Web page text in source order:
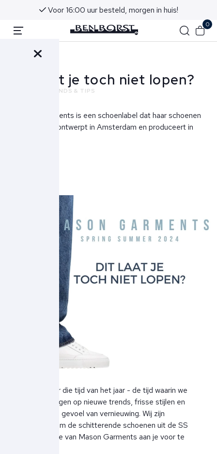
Voor 16:00 uur besteld, morgen in huis!
0
Dit laat je toch niet lopen?
TRENDS & TIPS
Mason Garments is een schoenlabel dat haar schoenen
en sneakers ontwerpt in Amsterdam en produceert in
Het is weer die tijd van het jaar - de tijd waarin we
ons verheugen op nieuwe trends, frisse stijlen en
het ultieme gevoel van vernieuwing. Wij zijn
verheugd om de schitterende schoenen uit de SS
'24 collectie van Mason Garments aan je voor te